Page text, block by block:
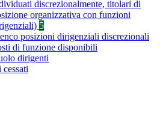
discrezionalmente, titolari di
organizzativa con funzioni
5
posizioni dirigenziali discrezionali
di funzione disponibili
dirigenti